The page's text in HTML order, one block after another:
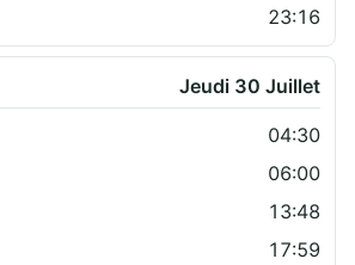
23:16
Jeudi 30 Juillet
04:30
06:00
13:48
17:59